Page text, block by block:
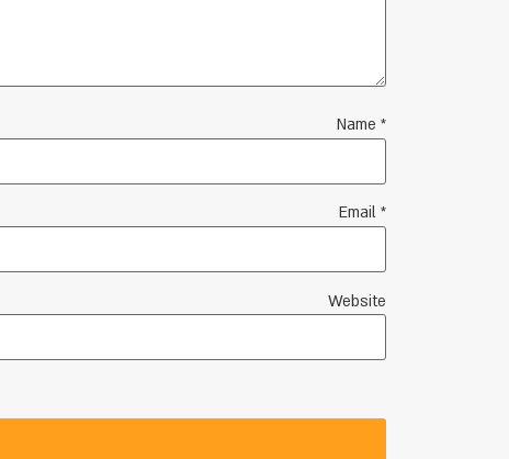
Name *
Email *
Website